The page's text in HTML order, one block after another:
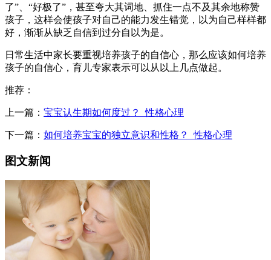
了”、“好极了”，甚至夸大其词地、抓住一点不及其余地称赞
孩子，这样会使孩子对自己的能力发生错觉，以为自己样样都
好，渐渐从缺乏自信到过分自以为是。
日常生活中家长要重视培养孩子的自信心，那么应该如何培养
孩子的自信心，育儿专家表示可以从以上几点做起。
推荐：
上一篇： 宝宝认生期如何度过？_性格心理
下一篇： 如何培养宝宝的独立意识和性格？_性格心理
图文新闻